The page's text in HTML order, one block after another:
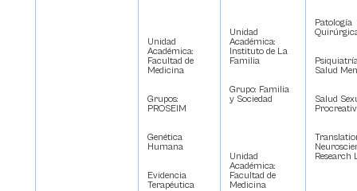
Unidad
Académica:
Facultad de
Medicina
Grupos:
PROSEIM
Genética
Humana
Evidencia
Terapéutica
Unidad
Académica:
Instituto de La
Familia
Grupo: Familia
y Sociedad
Unidad
Académica:
Facultad de
Medicina
Patología
Salud
Salud
Research